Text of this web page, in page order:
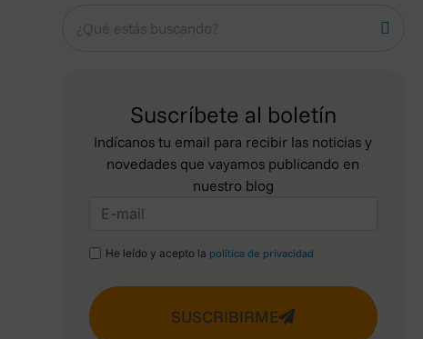
Suscríbete al boletín
Indícanos tu email para recibir las noticias y
novedades que vayamos publicando en
nuestro blog
He leído y acepto la política de privacidad
SUSCRIBIRME